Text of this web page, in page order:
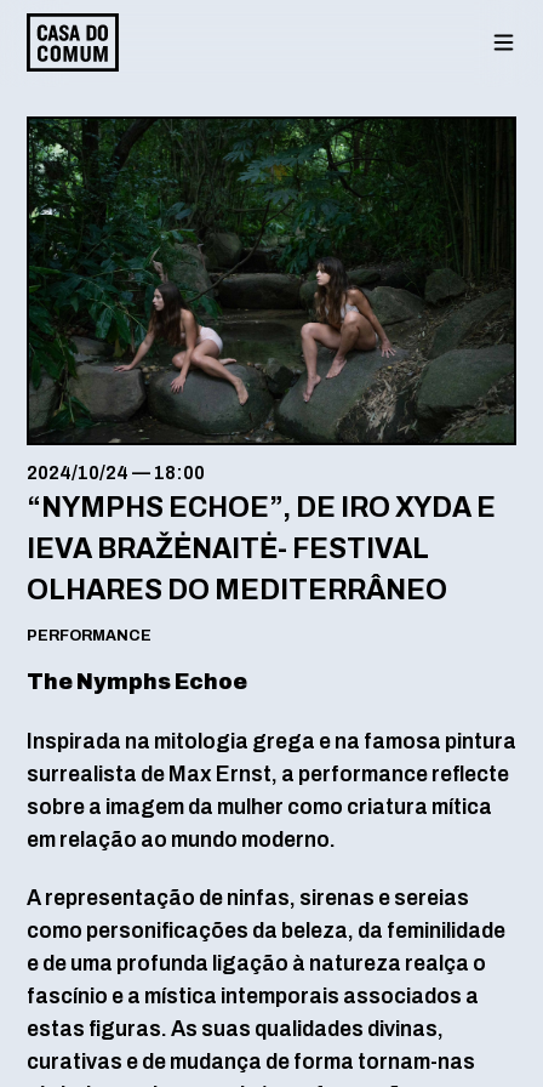
Saltar
para
conteúdo
2024/10/24 — 18:00
“NYMPHS ECHOE”, DE IRO XYDA E
IEVA BRAŽĖNAITĖ- FESTIVAL
OLHARES DO MEDITERRÂNEO
PERFORMANCE
The Nymphs Echoe
Inspirada na mitologia grega e na famosa pintura
surrealista de Max Ernst, a performance reflecte
sobre a imagem da mulher como criatura mítica
em relação ao mundo moderno.
A representação de ninfas, sirenas e sereias
como personificações da beleza, da feminilidade
e de uma profunda ligação à natureza realça o
fascínio e a mística intemporais associados a
estas figuras. As suas qualidades divinas,
curativas e de mudança de forma tornam-nas